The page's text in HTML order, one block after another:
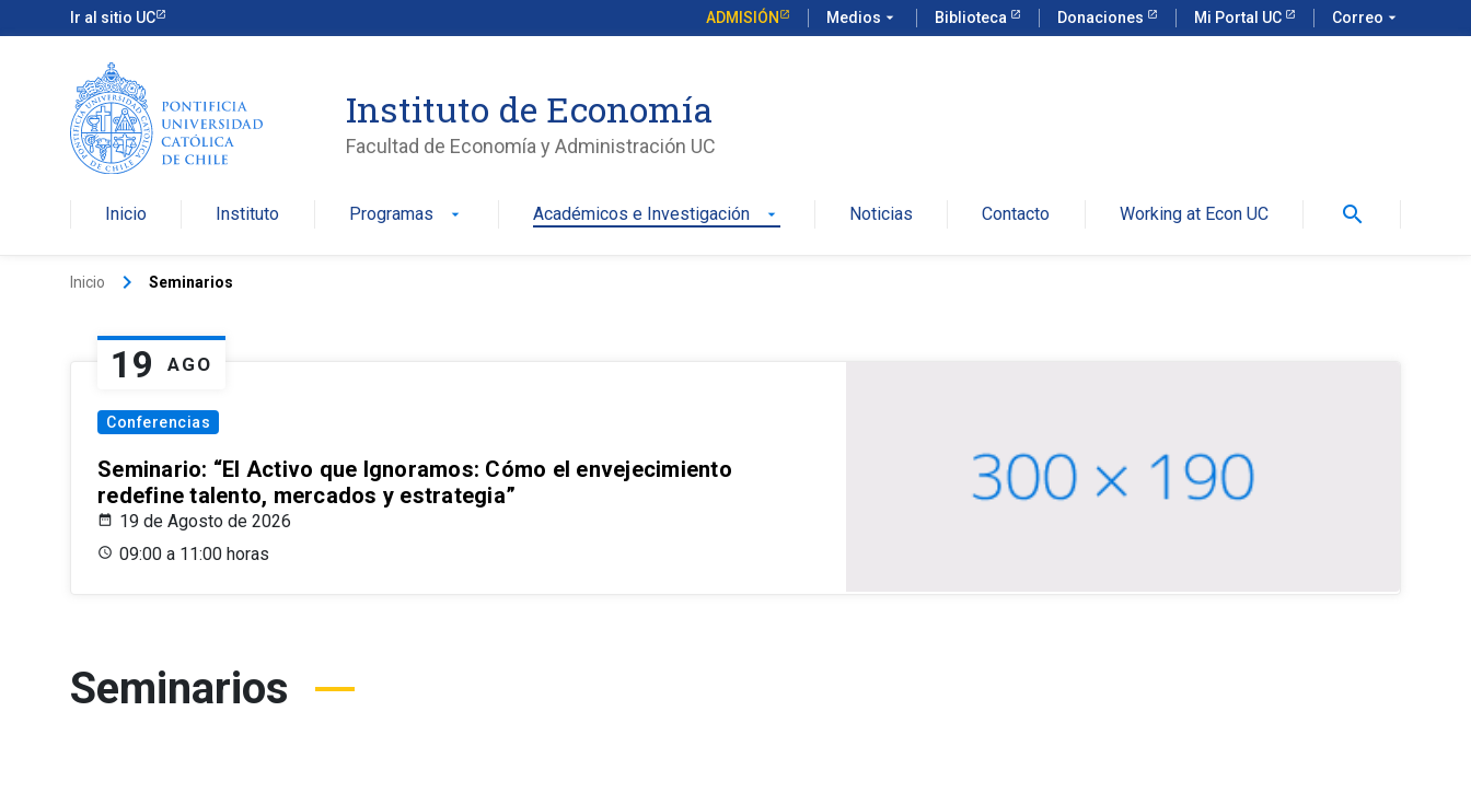
Ir al sitio UC ADMISIÓN Medios arrow_drop_down Biblioteca Donaciones Mi Portal UC Correo arrow_drop_down
Instituto de Economía
Facultad de Economía y Administración UC
Inicio Instituto Programas arrow_drop_down Académicos e Investigación arrow_drop_down Noticias Contacto Working at Econ UC search
Inicio keyboard_arrow_right Seminarios
19 AGO
Conferencias
Seminario: “El Activo que Ignoramos: Cómo el envejecimiento
redefine talento, mercados y estrategia”
19 de Agosto de 2026
09:00 a 11:00 horas
Seminarios